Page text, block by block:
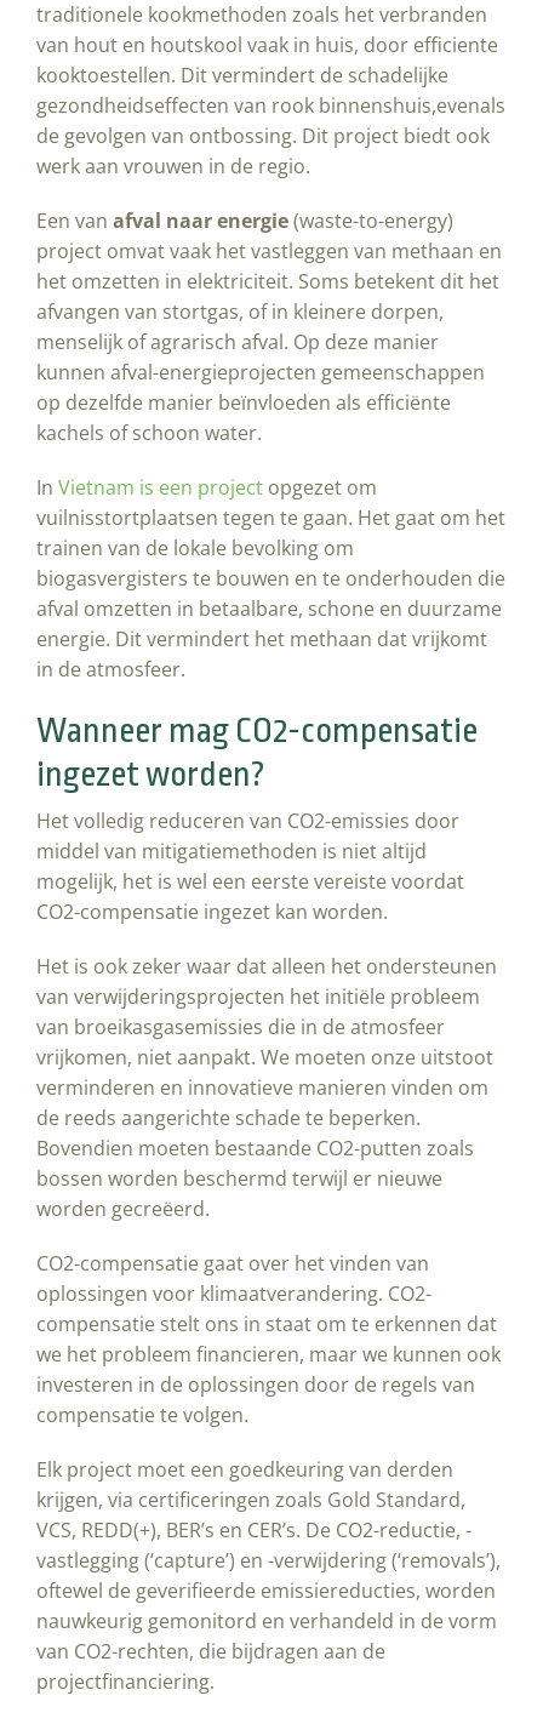
traditionele kookmethoden zoals het verbranden
van hout en houtskool vaak in huis, door efficiente
kooktoestellen. Dit vermindert de schadelijke
gezondheidseffecten van rook binnenshuis,evenals
de gevolgen van ontbossing. Dit project biedt ook
werk aan vrouwen in de regio.
Een van afval naar energie(waste-to-energy)
project omvat vaak het vastleggen van methaan en
het omzetten in elektriciteit. Soms betekent dit het
afvangen van stortgas, of in kleinere dorpen,
menselijk of agrarisch afval. Op deze manier
kunnen afval-energieprojecten gemeenschappen
op dezelfde manier beïnvloeden als efficiënte
kachels of schoon water.
In Vietnam is een project opgezet om
vuilnisstortplaatsen tegen te gaan. Het gaat om het
trainen van de lokale bevolking om
biogasvergisters te bouwen en te onderhouden die
afval omzetten in betaalbare, schone en duurzame
energie. Dit vermindert het methaan dat vrijkomt
in de atmosfeer.
Wanneer mag CO2-compensatie
ingezet worden?
Het volledig reduceren van CO2-emissies door
middel van mitigatiemethoden is niet altijd
mogelijk, het is wel een eerste vereiste voordat
CO2-compensatie ingezet kan worden.
Het is ook zeker waar dat alleen het ondersteunen
van verwijderingsprojecten het initiële probleem
van broeikasgasemissies die in de atmosfeer
vrijkomen, niet aanpakt. We moeten onze uitstoot
verminderen en innovatieve manieren vinden om
de reeds aangerichte schade te beperken.
Bovendien moeten bestaande CO2-putten zoals
bossen worden beschermd terwijl er nieuwe
worden gecreëerd.
CO2-compensatie gaat over het vinden van
oplossingen voor klimaatverandering. CO2-
compensatie stelt ons in staat om te erkennen dat
we het probleem financieren, maar we kunnen ook
investeren in de oplossingen door de regels van
compensatie te volgen.
Elk project moet een goedkeuring van derden
krijgen, via certificeringen zoals Gold Standard,
VCS, REDD(+), BER’s en CER’s. De CO2-reductie, -
vastlegging (‘capture’) en -verwijdering (‘removals’),
oftewel de geverifieerde emissiereducties, worden
nauwkeurig gemonitord en verhandeld in de vorm
van CO2-rechten, die bijdragen aan de
projectfinanciering.